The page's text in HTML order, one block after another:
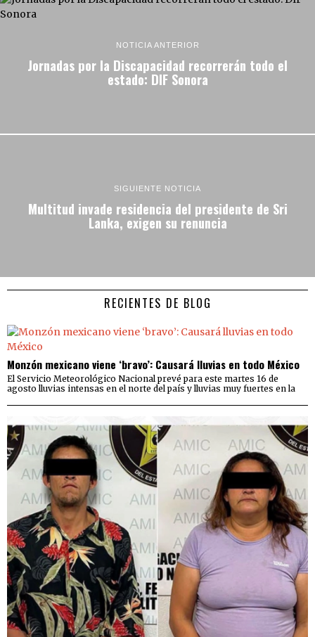
NOTICIA ANTERIOR
Jornadas por la Discapacidad recorrerán todo el
estado: DIF Sonora
SIGUIENTE NOTICIA
Multitud invade residencia del presidente de Sri
Lanka, exigen su renuncia
RECIENTES DE BLOG
Monzón mexicano viene ‘bravo’: Causará lluvias en todo México
El Servicio Meteorológico Nacional prevé para este martes 16 de
agosto lluvias intensas en el norte del país y lluvias muy fuertes en la